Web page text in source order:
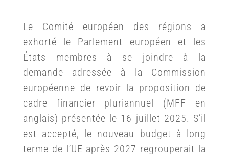
Le Comité européen des régions a
exhorté le Parlement européen et les
États membres à se joindre à la
demande adressée à la Commission
européenne de revoir la proposition de
cadre financier pluriannuel (MFF en
anglais) présentée le 16 juillet 2025. S’il
est accepté, le nouveau budget à long
terme de l’UE après 2027 regrouperait la